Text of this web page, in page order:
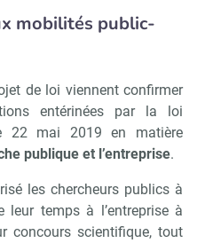
mobilités public-
de loi viennent confirmer
entérinées par la loi
22 mai 2019 en matière
publique et l’entreprise.
les chercheurs publics à
leur temps à l’entreprise à
concours scientifique, tout